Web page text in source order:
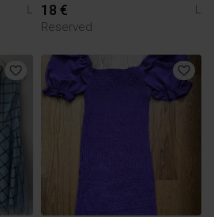
L
18 €
L
Reserved